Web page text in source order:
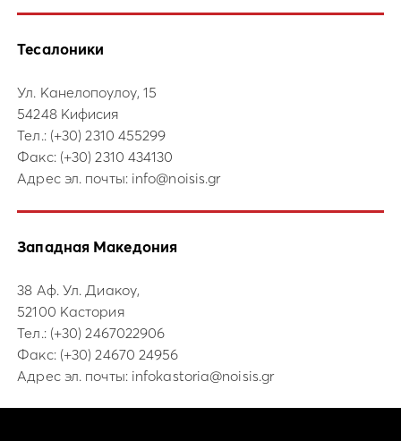
Тесалоники
Ул. Канелопоулоу, 15
54248 Кифисия
Тел.: (+30) 2310 455299
Факс: (+30) 2310 434130
Адрес эл. почты: info@noisis.gr
Западная Македония
38 Аф. Ул. Диакоу,
52100 Кастория
Тел.: (+30) 2467022906
Факс: (+30) 24670 24956
Адрес эл. почты: infokastoria@noisis.gr